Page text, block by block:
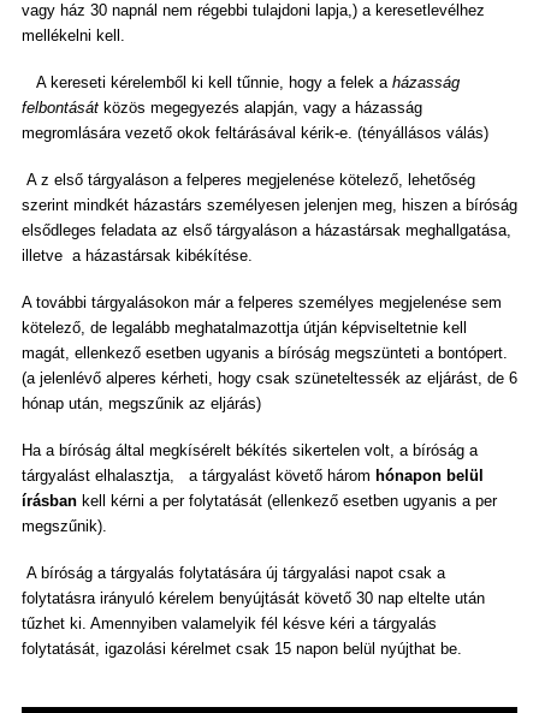
vagy ház 30 napnál nem régebbi tulajdoni lapja,) a keresetlevélhez
mellékelni kell.
A kereseti kérelemből ki kell tűnnie, hogy a felek a házasság
felbontását közös megegyezés alapján, vagy a házasság
megromlására vezető okok feltárásával kérik-e. (tényállásos válás)
A z első tárgyaláson a felperes megjelenése kötelező, lehetőség
szerint mindkét házastárs személyesen jelenjen meg, hiszen a bíróság
elsődleges feladata az első tárgyaláson a házastársak meghallgatása,
illetve a házastársak kibékítése.
A további tárgyalásokon már a felperes személyes megjelenése sem
kötelező, de legalább meghatalmazottja útján képviseltetnie kell
magát, ellenkező esetben ugyanis a bíróság megszünteti a bontópert.
(a jelenlévő alperes kérheti, hogy csak szüneteltessék az eljárást, de 6
hónap után, megszűnik az eljárás)
Ha a bíróság által megkísérelt békítés sikertelen volt, a bíróság a
tárgyalást elhalasztja, a tárgyalást követő három hónapon belül
írásban kell kérni a per folytatását (ellenkező esetben ugyanis a per
megszűnik).
A bíróság a tárgyalás folytatására új tárgyalási napot csak a
folytatásra irányuló kérelem benyújtását követő 30 nap eltelte után
tűzhet ki. Amennyiben valamelyik fél késve kéri a tárgyalás
folytatását, igazolási kérelmet csak 15 napon belül nyújthat be.